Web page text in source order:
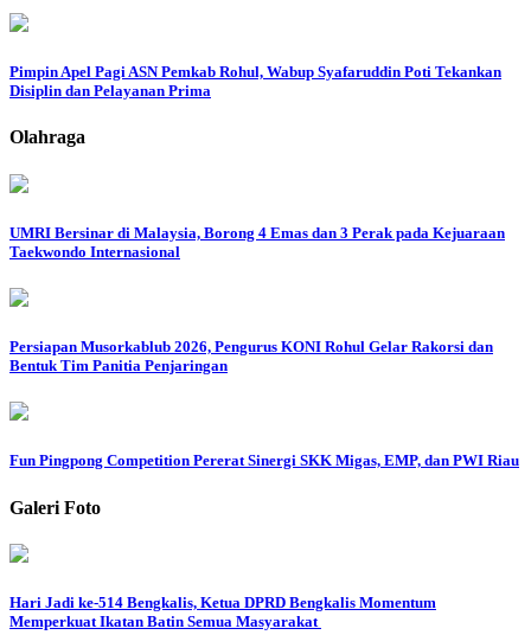
Pimpin Apel Pagi ASN Pemkab Rohul, Wabup Syafaruddin Poti Tekankan
Disiplin dan Pelayanan Prima
Olahraga
UMRI Bersinar di Malaysia, Borong 4 Emas dan 3 Perak pada Kejuaraan
Taekwondo Internasional
Persiapan Musorkablub 2026, Pengurus KONI Rohul Gelar Rakorsi dan
Bentuk Tim Panitia Penjaringan
Fun Pingpong Competition Pererat Sinergi SKK Migas, EMP, dan PWI Riau
Galeri Foto
Hari Jadi ke-514 Bengkalis, Ketua DPRD Bengkalis Momentum
Memperkuat Ikatan Batin Semua Masyarakat